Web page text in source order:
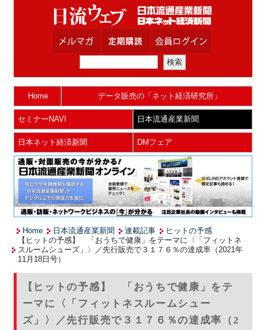
Home データ販売の「ネット経済研究所」
セミナーNAVI 日本流通産業新聞
日本ネット経済新聞 DMフェア
Home 日本流通産業新聞 連載記事
ヒットの予感
【ヒットの予感】 「おうちで健康」をテーマに〈「フィットネ
スルームシューズ」〉／先行販売で３１７６％の達成率（2021年
11月18日号）
【ヒットの予感】 「おうちで健康」をテ
ーマに〈「フィットネスルームシュー
ズ」〉／先行販売で３１７６％の達成率（2